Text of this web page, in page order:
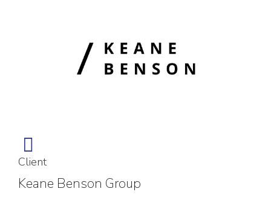
Client
Keane Benson Group